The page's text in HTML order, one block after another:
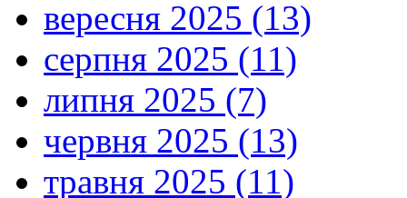
вересня 2025 (13)
серпня 2025 (11)
липня 2025 (7)
червня 2025 (13)
травня 2025 (11)